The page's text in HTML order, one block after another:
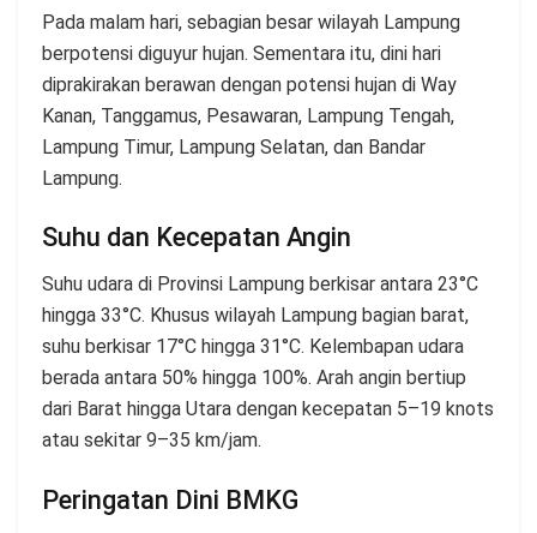
Pada malam hari, sebagian besar wilayah Lampung
berpotensi diguyur hujan. Sementara itu, dini hari
diprakirakan berawan dengan potensi hujan di Way
Kanan, Tanggamus, Pesawaran, Lampung Tengah,
Lampung Timur, Lampung Selatan, dan Bandar
Lampung.
Suhu dan Kecepatan Angin
Suhu udara di Provinsi Lampung berkisar antara 23°C
hingga 33°C. Khusus wilayah Lampung bagian barat,
suhu berkisar 17°C hingga 31°C. Kelembapan udara
berada antara 50% hingga 100%. Arah angin bertiup
dari Barat hingga Utara dengan kecepatan 5–19 knots
atau sekitar 9–35 km/jam.
Peringatan Dini BMKG